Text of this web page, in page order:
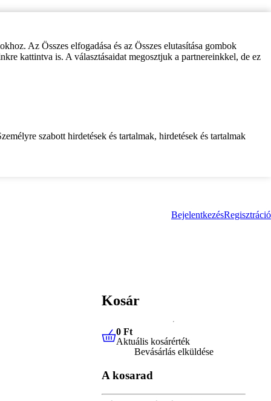
Az Összes elfogadása és az Összes elutasítása gombok
kattintva is. A választásaidat megosztjuk a partnereinkkel, de ez
szabott hirdetések és tartalmak, hirdetések és tartalmak
BejelentkezésRegisztráció
Kosár
0 FtAktuális kosárérték
0 Ft
Aktuális kosárérték
Bevásárlás elküldése
A kosarad